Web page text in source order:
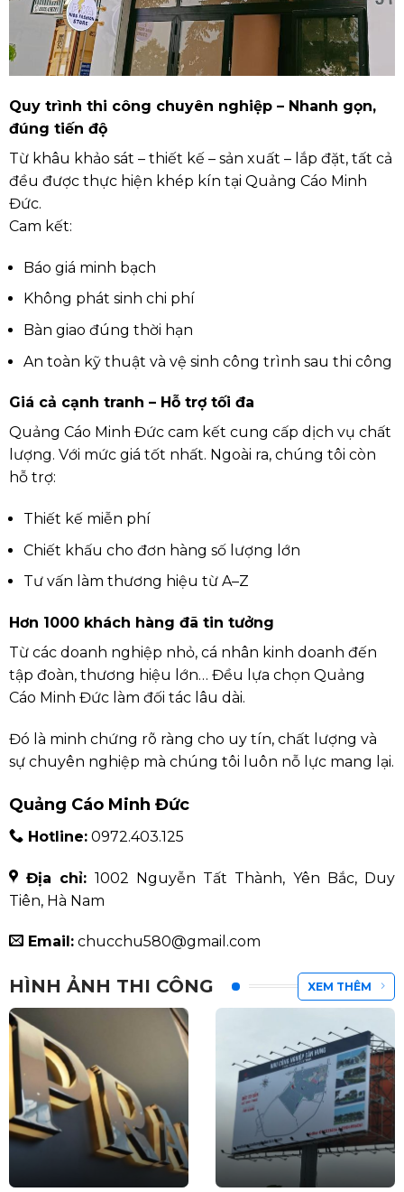
Quy trình thi công chuyên nghiệp – Nhanh gọn,
đúng tiến độ
Từ khâu khảo sát – thiết kế – sản xuất – lắp đặt, tất cả
đều được thực hiện khép kín tại Quảng Cáo Minh
Đức.
Cam kết:
Báo giá minh bạch
Không phát sinh chi phí
Bàn giao đúng thời hạn
An toàn kỹ thuật và vệ sinh công trình sau thi công
Giá cả cạnh tranh – Hỗ trợ tối đa
Quảng Cáo Minh Đức cam kết cung cấp dịch vụ chất
lượng. Với mức giá tốt nhất. Ngoài ra, chúng tôi còn
hỗ trợ:
Thiết kế miễn phí
Chiết khấu cho đơn hàng số lượng lớn
Tư vấn làm thương hiệu từ A–Z
Hơn 1000 khách hàng đã tin tưởng
Từ các doanh nghiệp nhỏ, cá nhân kinh doanh đến
tập đoàn, thương hiệu lớn… Đều lựa chọn Quảng
Cáo Minh Đức làm đối tác lâu dài.
Đó là minh chứng rõ ràng cho uy tín, chất lượng và
sự chuyên nghiệp mà chúng tôi luôn nỗ lực mang lại.
Quảng Cáo Minh Đức
Hotline: 0972.403.125
Địa chỉ: 1002 Nguyễn Tất Thành, Yên Bắc, Duy
Tiên, Hà Nam
Email:chucchu580@gmail.com
HÌNH ẢNH THI CÔNG XEM THÊM